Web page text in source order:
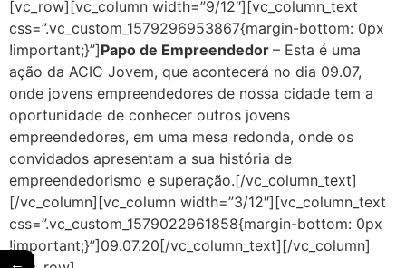
[vc_row][vc_column width=”9/12″][vc_column_text
css=”.vc_custom_1579296953867{margin-bottom: 0px
!important;}”]Papo de Empreendedor – Esta é uma
ação da ACIC Jovem, que acontecerá no dia 09.07,
onde jovens empreendedores de nossa cidade tem a
oportunidade de conhecer outros jovens
empreendedores, em uma mesa redonda, onde os
convidados apresentam a sua história de
empreendedorismo e superação.[/vc_column_text]
[/vc_column][vc_column width=”3/12″][vc_column_text
css=”.vc_custom_1579022961858{margin-bottom: 0px
!important;}”]09.07.20[/vc_column_text][/vc_column]